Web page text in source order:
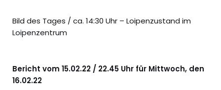
Bild des Tages / ca. 14:30 Uhr – Loipenzustand im
Loipenzentrum
Bericht vom 15.02.22 / 22.45 Uhr für Mittwoch, den
16.02.22